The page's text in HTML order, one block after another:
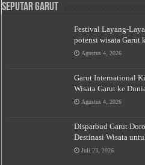
Seputar Garut
Festival Layang-
potensi wisata Garut
Agustus 4, 2026
Garut International
Wisata Garut ke
Agustus 4, 2026
Disparbud Garut
Destinasi Wisata
Juli 23, 2026